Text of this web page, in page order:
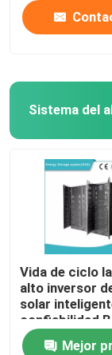
Vida de ciclo
alto inversor
solar
confiabilidad
la batería
Mejor